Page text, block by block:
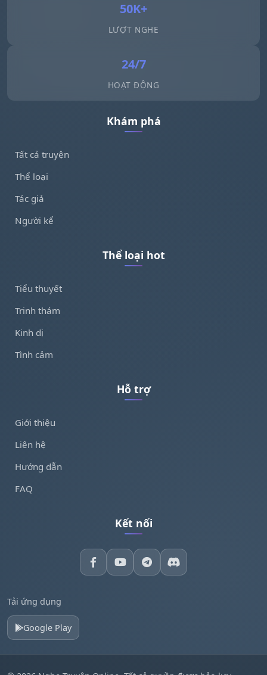
50K+
LƯỢT NGHE
24/7
HOẠT ĐỘNG
Khám phá
Tất cả truyện
Thể loại
Tác giả
Người kể
Thể loại hot
Tiểu thuyết
Trinh thám
Kinh dị
Tình cảm
Hỗ trợ
Giới thiệu
Liên hệ
Hướng dẫn
FAQ
Kết nối
Tải ứng dụng
Google Play